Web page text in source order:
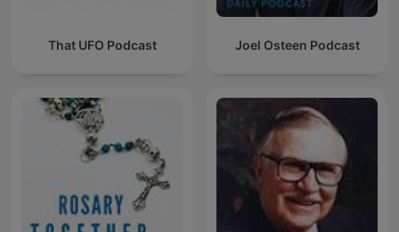
That UFO Podcast Joel Osteen Podcast